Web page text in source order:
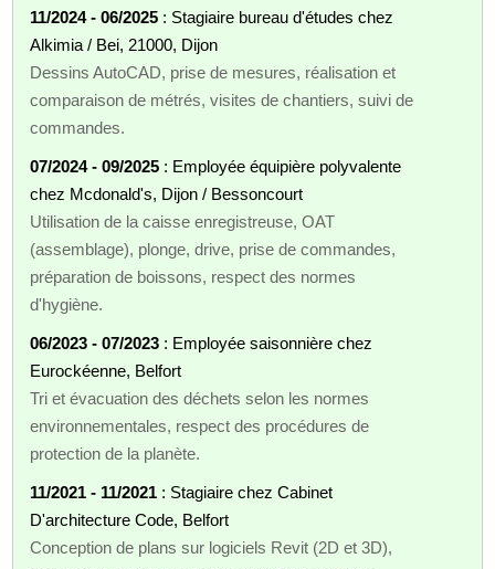
11/2024 - 06/2025 : Stagiaire bureau d'études chez
Alkimia / Bei, 21000, Dijon
Dessins AutoCAD, prise de mesures, réalisation et
comparaison de métrés, visites de chantiers, suivi de
commandes.
07/2024 - 09/2025 : Employée équipière polyvalente
chez Mcdonald's, Dijon / Bessoncourt
Utilisation de la caisse enregistreuse, OAT
(assemblage), plonge, drive, prise de commandes,
préparation de boissons, respect des normes
d'hygiène.
06/2023 - 07/2023 : Employée saisonnière chez
Eurockéenne, Belfort
Tri et évacuation des déchets selon les normes
environnementales, respect des procédures de
protection de la planète.
11/2021 - 11/2021 : Stagiaire chez Cabinet
D'architecture Code, Belfort
Conception de plans sur logiciels Revit (2D et 3D),